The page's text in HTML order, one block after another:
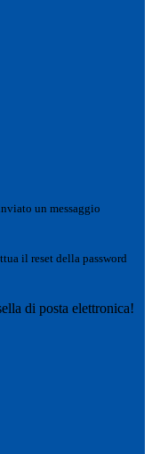
un messaggio
il reset della password
di posta elettronica!